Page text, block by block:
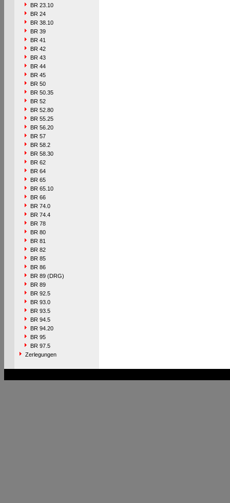
BR 23.10
BR 24
BR 38.10
BR 39
BR 41
BR 42
BR 43
BR 44
BR 45
BR 50
BR 50.35
BR 52
BR 52.80
BR 55.25
BR 56.20
BR 57
BR 58.2
BR 58.30
BR 62
BR 64
BR 65
BR 65.10
BR 66
BR 74.0
BR 74.4
BR 78
BR 80
BR 81
BR 82
BR 85
BR 86
BR 89 (DRG)
BR 89
BR 92.5
BR 93.0
BR 93.5
BR 94.5
BR 94.20
BR 95
BR 97.5
Zerlegungen